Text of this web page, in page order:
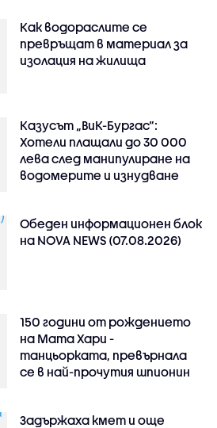
Как водораслите се
превръщат в материал за
изолация на жилища
Казусът „ВиК-Бургас“:
Хотели плащали до 30 000
лева след манипулиране на
водомерите и изнудване
Обеден информационен блок
на NOVA NEWS (07.08.2026)
150 години от рождението
на Мата Хари -
танцьорката, превърнала
се в най-прочутия шпионин
Задържаха кмет и още